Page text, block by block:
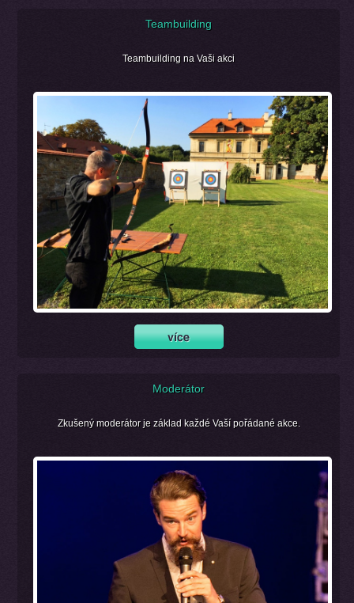
Teambuilding
Teambuilding na Vaši akci
Moderátor
Zkušený moderátor je základ každé Vaší pořádané akce.